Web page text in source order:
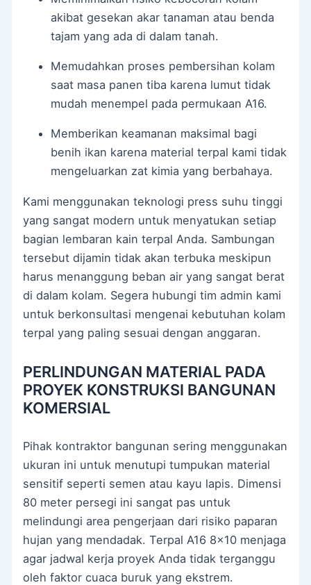
akibat gesekan akar tanaman atau benda
tajam yang ada di dalam tanah.
Memudahkan proses pembersihan kolam
saat masa panen tiba karena lumut tidak
mudah menempel pada permukaan A16.
Memberikan keamanan maksimal bagi
benih ikan karena material terpal kami tidak
mengeluarkan zat kimia yang berbahaya.
Kami menggunakan teknologi press suhu tinggi
yang sangat modern untuk menyatukan setiap
bagian lembaran kain terpal Anda. Sambungan
tersebut dijamin tidak akan terbuka meskipun
harus menanggung beban air yang sangat berat
di dalam kolam. Segera hubungi tim admin kami
untuk berkonsultasi mengenai kebutuhan kolam
terpal yang paling sesuai dengan anggaran.
PERLINDUNGAN MATERIAL PADA
PROYEK KONSTRUKSI BANGUNAN
KOMERSIAL
Pihak kontraktor bangunan sering menggunakan
ukuran ini untuk menutupi tumpukan material
sensitif seperti semen atau kayu lapis. Dimensi
80 meter persegi ini sangat pas untuk
melindungi area pengerjaan dari risiko paparan
hujan yang mendadak. Terpal A16 8×10 menjaga
agar jadwal kerja proyek Anda tidak terganggu
oleh faktor cuaca buruk yang ekstrem.